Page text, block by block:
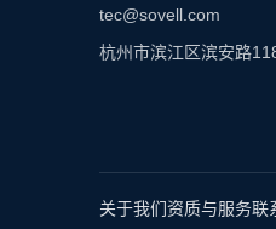
tec@sovell.com
杭州市滨江区滨安路
关于我们资质与服务联